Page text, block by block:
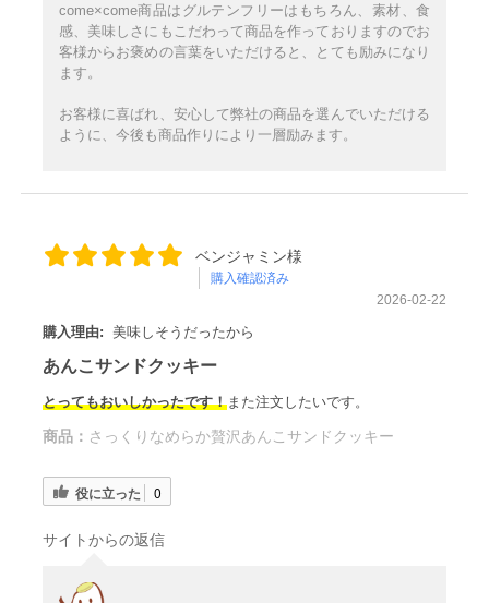
come×come商品はグルテンフリーはもちろん、素材、食
感、美味しさにもこだわって商品を作っておりますのでお
客様からお褒めの言葉をいただけると、とても励みになり
ます。
お客様に喜ばれ、安心して弊社の商品を選んでいただける
ように、今後も商品作りにより一層励みます。
ベンジャミン様
購入確認済み
2026-02-22
購入理由: 美味しそうだったから
あんこサンドクッキー
とってもおいしかったです！また注文したいです。
商品： さっくりなめらか贅沢あんこサンドクッキー
役に立った 0
サイトからの返信